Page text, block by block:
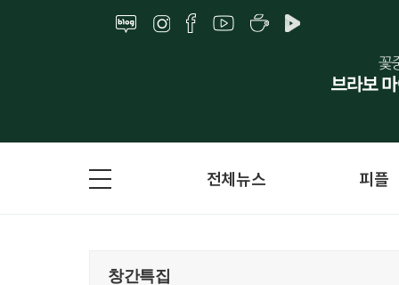
전체뉴스 피플